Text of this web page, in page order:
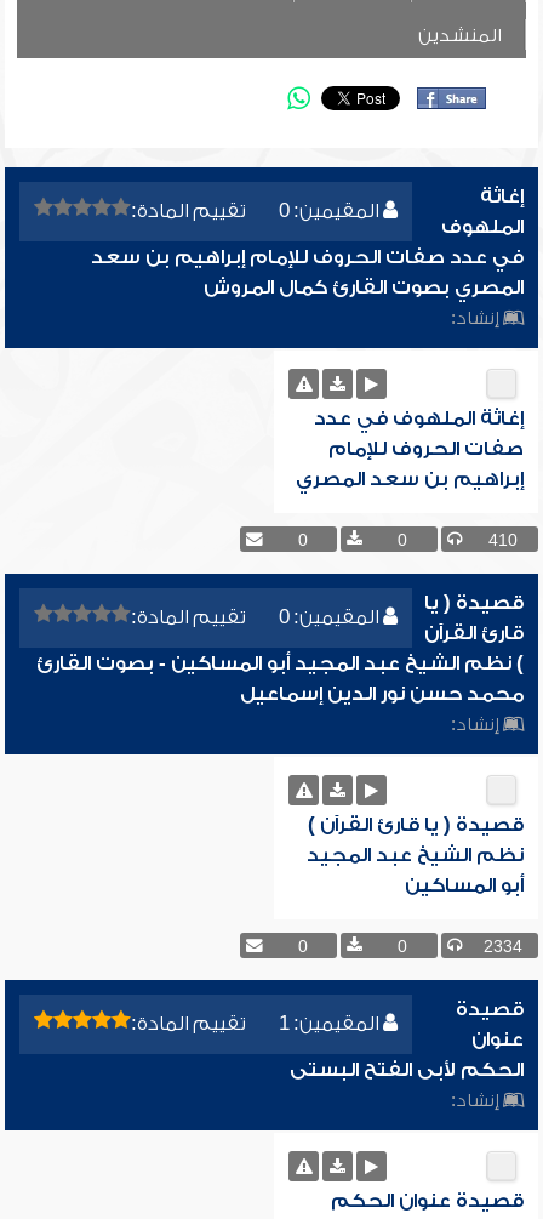
المنشدين
المقيمين: 0 تقييم المادة:
إغاثة
الملهوف
في عدد صفات الحروف للإمام إبراهيم بن سعد
المصري بصوت القارئ كمال المروش
إنشاد:
إغاثة الملهوف في عدد
صفات الحروف للإمام
إبراهيم بن سعد المصري
410
0
0
المقيمين: 0 تقييم المادة:
قصيدة ( يا
قارئ القرآن
) نظم الشيخ عبد المجيد أبو المساكين - بصوت القارئ
محمد حسن نور الدين إسماعيل
إنشاد:
قصيدة ( يا قارئ القرآن )
نظم الشيخ عبد المجيد
أبو المساكين
2334
0
0
المقيمين: 1 تقييم المادة:
قصيدة
عنوان
الحكم لأبى الفتح البستى
إنشاد:
قصيدة عنوان الحكم